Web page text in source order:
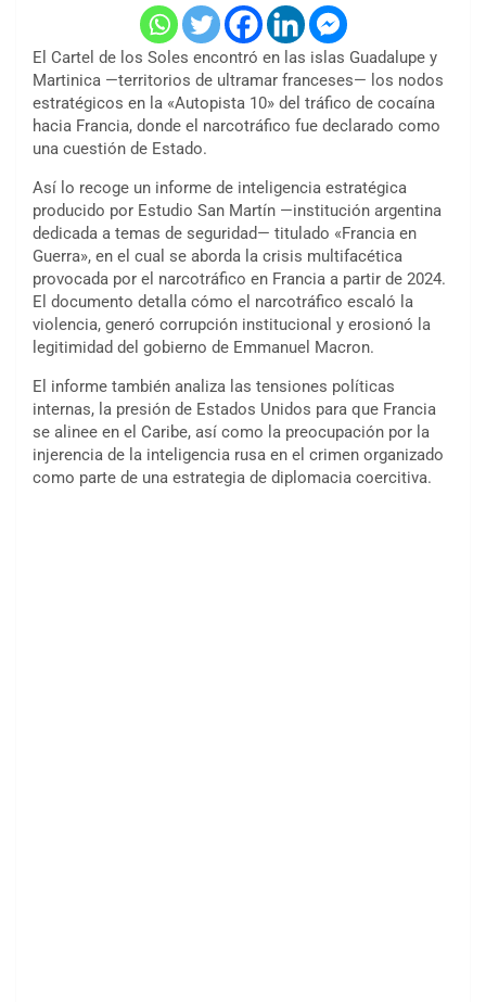
El Cartel de los Soles encontró en las islas Guadalupe y
Martinica —territorios de ultramar franceses— los nodos
estratégicos en la «Autopista 10» del tráfico de cocaína
hacia Francia, donde el narcotráfico fue declarado como
una cuestión de Estado.
Así lo recoge un informe de inteligencia estratégica
producido por Estudio San Martín —institución argentina
dedicada a temas de seguridad— titulado «Francia en
Guerra», en el cual se aborda la crisis multifacética
provocada por el narcotráfico en Francia a partir de 2024.
El documento detalla cómo el narcotráfico escaló la
violencia, generó corrupción institucional y erosionó la
legitimidad del gobierno de Emmanuel Macron.
El informe también analiza las tensiones políticas
internas, la presión de Estados Unidos para que Francia
se alinee en el Caribe, así como la preocupación por la
injerencia de la inteligencia rusa en el crimen organizado
como parte de una estrategia de diplomacia coercitiva.